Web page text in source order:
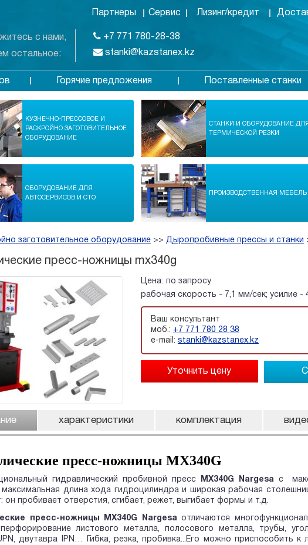
с нами,
остальное:
Партнеры Сервис Лизинг/кредит
+7 771 780-28-38
stanki@kazstanex.kz
Горячие предложения Поставленные станки
КУЗНЕЧНО-ПРЕССОВОЕ И
РАСКРОЙНО ЗАГОТОВИТЕЛЬНОЕ
ОБОРУДОВАНИЕ
СТАНКИ И ОБОРУДОВАНИЕ ДЛЯ
ТЕРМИЧЕСКОЙ РЕЗКИ
ОБОРУДОВАНИЕ ДЛЯ
АВТОСЕРВИСОВ И СТО
ПРОИЗВОДСТВЕННАЯ МЕБЕЛЬ
заготовительное оборудование >> Дыропробивные прессы и станки
пресс-ножницы mx340g
Цена: по запросу
рабочая скорость - 7,1 мм/сек; усилие
Ваш консультант
моб.: +7 771 780 28 38
e-mail: stanki@kazstanex.kz
характеристики комплектация
пресс-ножницы MX340G
гидравлический пробивной пресс МХ340G Nargesaс
максимальная длина хода гидроцилиндра и широкая рабочая
он пробивает отверстия, сгибает, режет, выгибает формы и т.д.
пресс-ножницы МX340G Nargesaотличаются
листового металла, полосового металла, трубы,
двутавра IPN… Гибка, резка, пробивка...Его можно приспособить